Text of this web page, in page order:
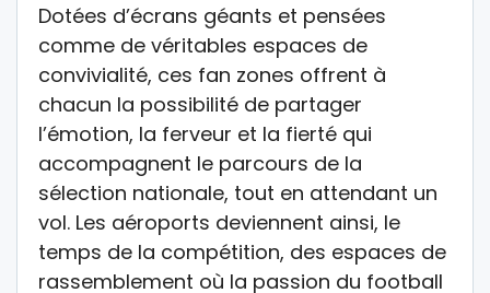
Dotées d’écrans géants et pensées
comme de véritables espaces de
convivialité, ces fan zones offrent à
chacun la possibilité de partager
l’émotion, la ferveur et la fierté qui
accompagnent le parcours de la
sélection nationale, tout en attendant un
vol. Les aéroports deviennent ainsi, le
temps de la compétition, des espaces de
rassemblement où la passion du football